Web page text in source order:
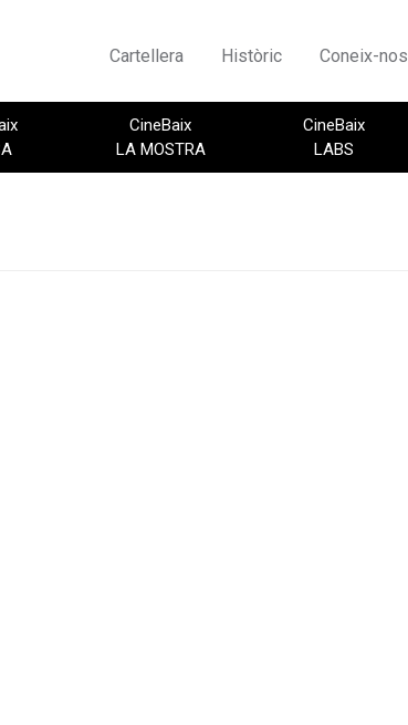
Cartellera Històric Coneix-nos
CineBaix
LA MOSTRA
CineBaix
LABS